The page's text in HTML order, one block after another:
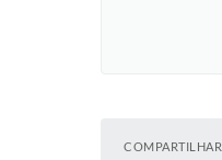
COMPARTILHAR